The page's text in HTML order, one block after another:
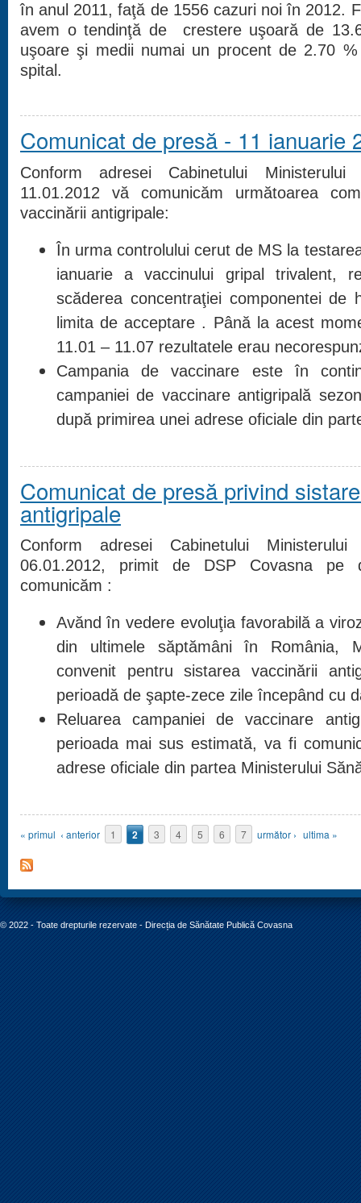
în anul 2011, faţă de 1556 cazuri noi în 2012.
avem o tendinţă de crestere uşoară de
uşoare şi medii numai un procent de 2.70
spital.
Comunicat de presă - 11 ianuarie
Conform adresei Cabinetului
11.01.2012 vă comunicăm următoarea
vaccinării antigripale:
În urma controlului cerut de MS la
ianuarie a vaccinului gripal trivalent,
scăderea concentraţiei componentei de
limita de acceptare . Până la acest
11.01 – 11.07 rezultatele erau
Campania de vaccinare este în
campaniei de vaccinare antigripală
după primirea unei adrese oficiale din
Comunicat de presă privind
antigripale
Conform adresei Cabinetului
06.01.2012, primit de DSP Covasna pe
comunicăm :
Avănd în vedere evoluţia favorabilă a
din ultimele săptămâni în România,
convenit pentru sistarea vaccinării
perioadă de şapte-zece zile începând cu
Reluarea campaniei de vaccinare
perioada mai sus estimată, va fi
adrese oficiale din partea Ministerului
Pagini
« primul ‹ anterior 1 2 3 4 5 6 7 următor › ultima »
© 2022 - Toate drepturile rezervate - Direcția de Sănătate Publică Covasna